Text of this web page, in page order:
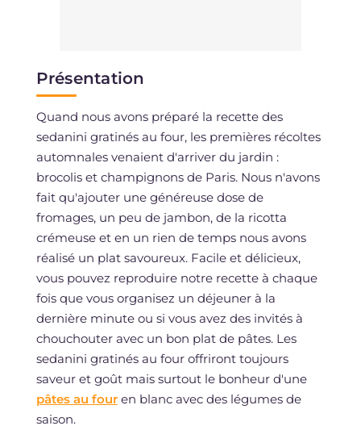
Présentation
Quand nous avons préparé la recette des
sedanini gratinés au four, les premières récoltes
automnales venaient d'arriver du jardin :
brocolis et champignons de Paris. Nous n'avons
fait qu'ajouter une généreuse dose de
fromages, un peu de jambon, de la ricotta
crémeuse et en un rien de temps nous avons
réalisé un plat savoureux. Facile et délicieux,
vous pouvez reproduire notre recette à chaque
fois que vous organisez un déjeuner à la
dernière minute ou si vous avez des invités à
chouchouter avec un bon plat de pâtes. Les
sedanini gratinés au four offriront toujours
saveur et goût mais surtout le bonheur d'une
pâtes au fouren blanc avec des légumes de
saison.